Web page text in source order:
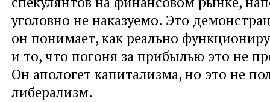
уголовно не наказуемо. Это
он понимает, как реально
и то, что погоня за прибылью это не
Он апологет капитализма, но это не
либерализм.